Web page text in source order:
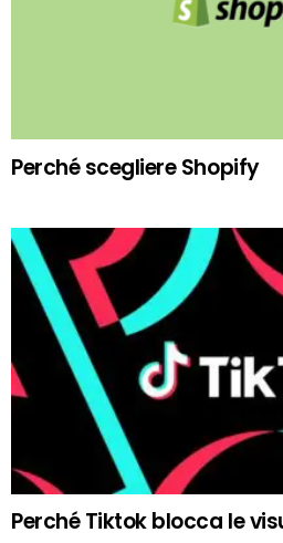
Perché scegliere Shopify
Perché Tiktok blocca le